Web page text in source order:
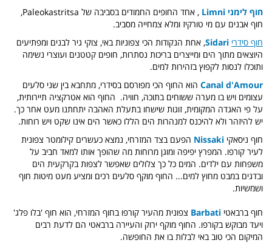
חוף לימני Limni
, אחד החופים החמודים בסביבה
של Paleokastritsa,
חוף אבנים עם מי טורקיז ומלא צמחייה מסביב.
חוף סידרי
, אחת הנקודות הכי צפוניות באי, צוקי גיר לבנים ומפתיעים
היוצאים מתוך הים ומייצרים בריכות נסתרות, חופים קטטנים ועוצרי נשימה
ותוכלו לנסות לקפוץ בזהירות למים.
Canal d'Amour הוא החוף הכי מפורסם בסידרי, מתחבא בין שני סלעים
עצומים ויש בו מערה ששוחים בתוכה, חוויה. החוף הוא אטרקציה תיירותית,
על פי האגדה המקומית, זוגות שישחו בתעלת האהבה יתחתנו מעט אחר כך.
יש להיזהר ולא להיכנס למנהרות הים הללו כאשר הים אינו שקט ויש רוחות.
חוף ניסאקי Nissaki הפעם בצד המזרחי, נמצא כעשרים קילומטר צפונית
לעיר קורפו. המפרץ יפיפה ומוגן מרוחות מה שהופך אותו למאד חביב על
משפחות עם ילדים. המים כל כך צלולים שאפשר לצפות בקרקעית הים
ובדגים במבט מחוץ למים... החוף מוקף סלעים רכים ומציע מעט מיטות חוף
ושמשיות.
חוף ברבאטי Barbati צפונית מהעיר קורפו בחוף המזרחי, הוא חוף 'בלו פלג'
ויעד מבוקש בקורפו. החוף מוקף ירוק והעיירה ברבאטי הם לדעת רבים
המיקום הכי טוב באי לבלות בו את החופשה.